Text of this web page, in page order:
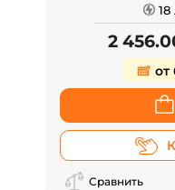
18
2
от
Сравнить